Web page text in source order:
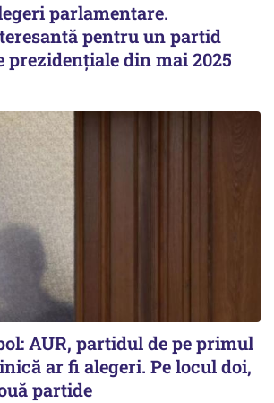
parlamentare.
pentru un partid
prezidențiale din mai 2025
AUR, partidul de pe primul
ar fi alegeri. Pe locul doi,
partide